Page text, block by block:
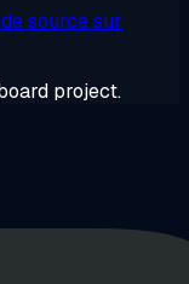
source sur
project.